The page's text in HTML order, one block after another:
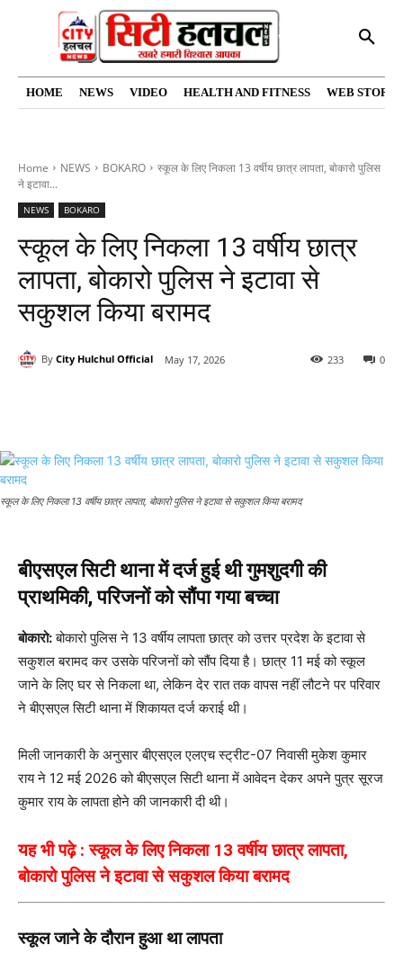
HOME NEWS VIDEO HEALTH AND FITNESS WEB
Home NEWS BOKARO
स्कूल के लिए निकला 13 वर्षीय छात्र लापता, बोकारो पुलिस
ने इटावा...
NEWS BOKARO
स्कूल के लिए निकला 13 वर्षीय छात्र
लापता, बोकारो पुलिस ने इटावा से
सकुशल किया बरामद
By City Hulchul Official May 17, 2026 0
233
स्कूल के लिए निकला 13 वर्षीय छात्र लापता, बोकारो पुलिस ने इटावा से सकुशल किया बरामद
बीएसएल सिटी थाना में दर्ज हुई थी गुमशुदगी की
प्राथमिकी, परिजनों को सौंपा गया बच्चा
बोकारो:बोकारो पुलिस ने 13 वर्षीय लापता छात्र को उत्तर प्रदेश के इटावा से
सकुशल बरामद कर उसके परिजनों को सौंप दिया है। छात्र 11 मई को स्कूल
जाने के लिए घर से निकला था, लेकिन देर रात तक वापस नहीं लौटने पर परिवार
ने बीएसएल सिटी थाना में शिकायत दर्ज कराई थी।
मिली जानकारी के अनुसार बीएसएल एलएच स्ट्रीट-07 निवासी मुकेश कुमार
राय ने 12 मई 2026 को बीएसएल सिटी थाना में आवेदन देकर अपने पुत्र सूरज
कुमार राय के लापता होने की जानकारी दी थी।
यह भी पढ़े :स्कूल के लिए निकला 13 वर्षीय छात्र लापता,
बोकारो पुलिस ने इटावा से सकुशल किया बरामद
स्कूल जाने के दौरान हुआ था लापता